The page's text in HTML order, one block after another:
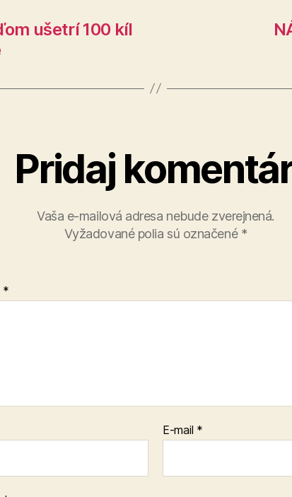
ušetrí 100 kíl
Pridaj
Vaša e-mailová adresa nebude zverejnená.
Vyžadované polia sú označené *
*
E-mail *